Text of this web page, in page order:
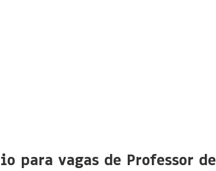
para vagas de Professor de